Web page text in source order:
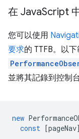
在 JavaScript
您可以使用
要求的 TTFB。以
並將其記錄到控制
new
const [pageNav]